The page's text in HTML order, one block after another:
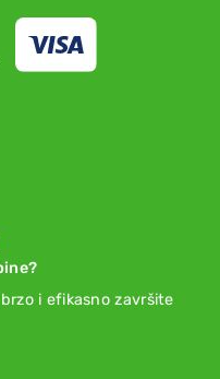
i efikasno završite